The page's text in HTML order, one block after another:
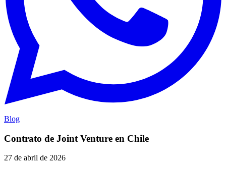
Blog
Contrato de Joint Venture en Chile
27 de abril de 2026